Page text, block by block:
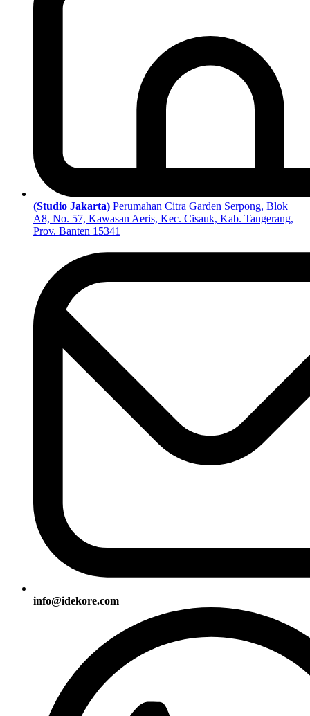
(Studio Jakarta) Perumahan Citra Garden Serpong, Blok
A8, No. 57, Kawasan Aeris, Kec. Cisauk, Kab. Tangerang,
Prov. Banten 15341
info@idekore.com